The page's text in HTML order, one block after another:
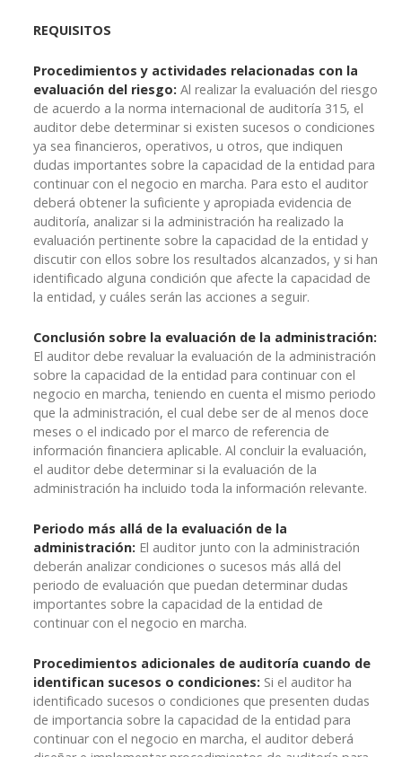
REQUISITOS
Procedimientos y actividades relacionadas con la
evaluación del riesgo: Al realizar la evaluación del riesgo
de acuerdo a la norma internacional de auditoría 315, el
auditor debe determinar si existen sucesos o condiciones
ya sea financieros, operativos, u otros, que indiquen
dudas importantes sobre la capacidad de la entidad para
continuar con el negocio en marcha. Para esto el auditor
deberá obtener la suficiente y apropiada evidencia de
auditoría, analizar si la administración ha realizado la
evaluación pertinente sobre la capacidad de la entidad y
discutir con ellos sobre los resultados alcanzados, y si han
identificado alguna condición que afecte la capacidad de
la entidad, y cuáles serán las acciones a seguir.
Conclusión sobre la evaluación de la administración:
El auditor debe revaluar la evaluación de la administración
sobre la capacidad de la entidad para continuar con el
negocio en marcha, teniendo en cuenta el mismo periodo
que la administración, el cual debe ser de al menos doce
meses o el indicado por el marco de referencia de
información financiera aplicable. Al concluir la evaluación,
el auditor debe determinar si la evaluación de la
administración ha incluido toda la información relevante.
Periodo más allá de la evaluación de la
administración: El auditor junto con la administración
deberán analizar condiciones o sucesos más allá del
periodo de evaluación que puedan determinar dudas
importantes sobre la capacidad de la entidad de
continuar con el negocio en marcha.
Procedimientos adicionales de auditoría cuando de
identifican sucesos o condiciones: Si el auditor ha
identificado sucesos o condiciones que presenten dudas
de importancia sobre la capacidad de la entidad para
continuar con el negocio en marcha, el auditor deberá